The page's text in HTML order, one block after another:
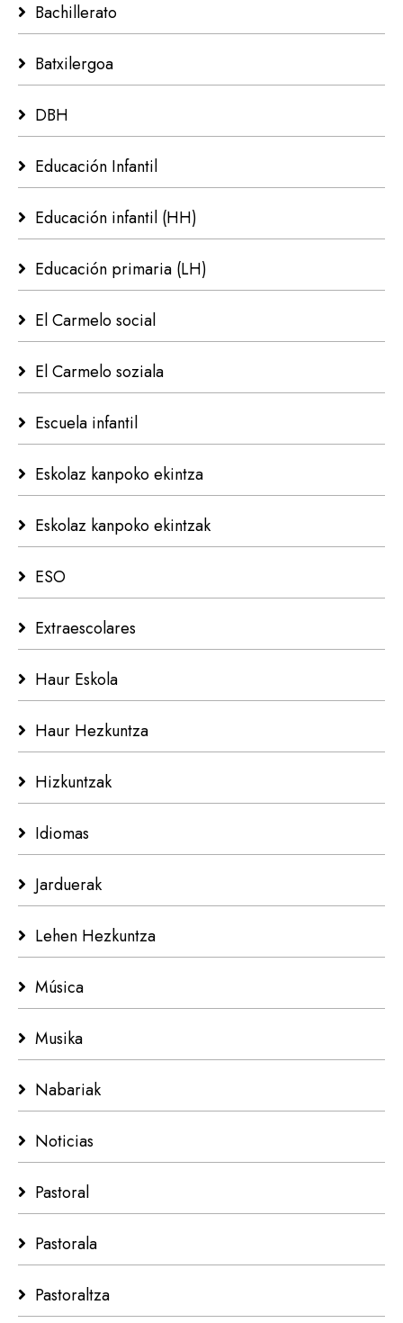
Bachillerato
Batxilergoa
DBH
Educación Infantil
Educación infantil (HH)
Educación primaria (LH)
El Carmelo social
El Carmelo soziala
Escuela infantil
Eskolaz kanpoko ekintza
Eskolaz kanpoko ekintzak
ESO
Extraescolares
Haur Eskola
Haur Hezkuntza
Hizkuntzak
Idiomas
Jarduerak
Lehen Hezkuntza
Música
Musika
Nabariak
Noticias
Pastoral
Pastorala
Pastoraltza